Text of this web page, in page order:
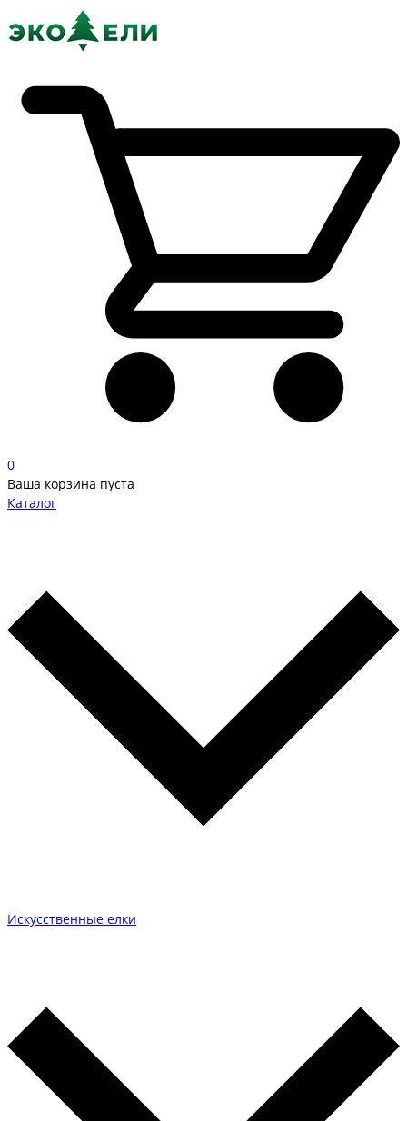
0
Ваша корзина пуста
Каталог
Искусственные елки